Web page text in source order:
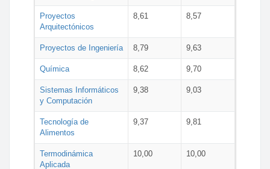
Proyectos
Arquitectónicos
8,61 8,57
Proyectos de Ingeniería 8,79 9,63
Química 8,62 9,70
Sistemas Informáticos
y Computación
9,38 9,03
Tecnología de
Alimentos
9,37 9,81
Termodinámica
Aplicada
10,00 10,00